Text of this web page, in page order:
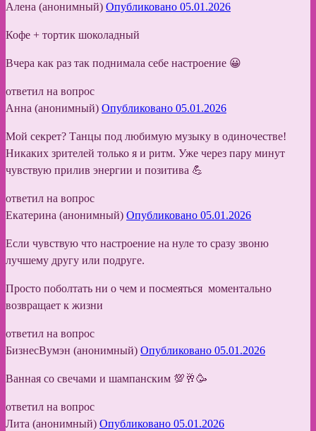
Алена (анонимный) Опубликовано 05.01.2026
Кофе + тортик шоколадный
Вчера как раз так поднимала себе настроение 😀
ответил на вопрос
Анна (анонимный) Опубликовано 05.01.2026
Мой секрет? Танцы под любимую музыку в одиночестве!
Никаких зрителей только я и ритм. Уже через пару минут
чувствую прилив энергии и позитива 💪
ответил на вопрос
Екатерина (анонимный) Опубликовано 05.01.2026
Если чувствую что настроение на нуле то сразу звоню
лучшему другу или подруге.
Просто поболтать ни о чем и посмеяться моментально
возвращает к жизни
ответил на вопрос
БизнесВумэн (анонимный) Опубликовано 05.01.2026
Ванная со свечами и шампанским 💯🥂🥳
ответил на вопрос
Лита (анонимный) Опубликовано 05.01.2026